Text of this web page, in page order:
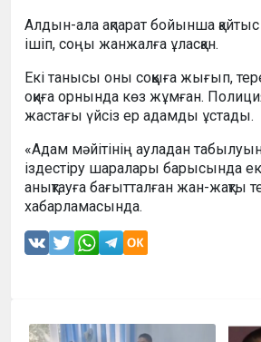
Алдын-ала ақпарат бойынша
ішіп, соңы жанжалға ұласқан.
Екі танысы оны соққыға жығып,
оқиға орнында көз жұмған.
жастағы үйсіз ер адамды ұстады.
«Адам мәйітінің ауладан
іздестіру шаралары барысында
анықтауға бағытталған жан-
хабарламасында.